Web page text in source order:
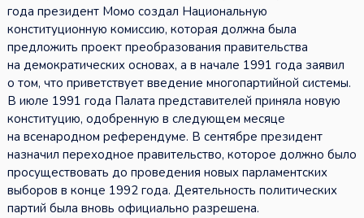
года президент Момо создал Национальную
конституционную комиссию, которая должна была
предложить проект преобразования правительства
на демократических основах, а в начале 1991 года заявил
о том, что приветствует введение многопартийной системы.
В июле 1991 года Палата представителей приняла новую
конституцию, одобренную в следующем месяце
на всенародном референдуме. В сентябре президент
назначил переходное правительство, которое должно было
просуществовать до проведения новых парламентских
выборов в конце 1992 года. Деятельность политических
партий была вновь официально разрешена.